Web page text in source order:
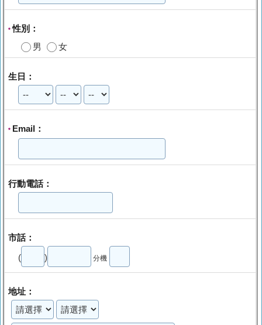
*性別：
男
女
生日：
* Email：
行動電話：
市話：
( ) 分機
地址：